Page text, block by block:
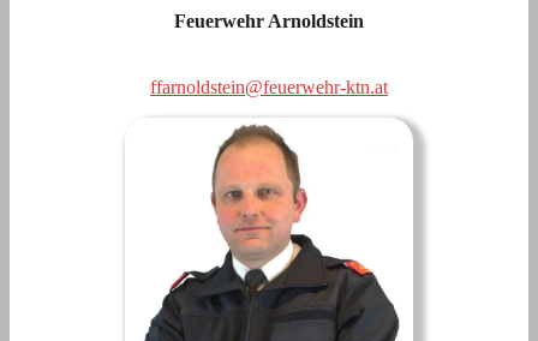
Feuerwehr Arnoldstein
ffarnoldstein@feuerwehr-ktn.at